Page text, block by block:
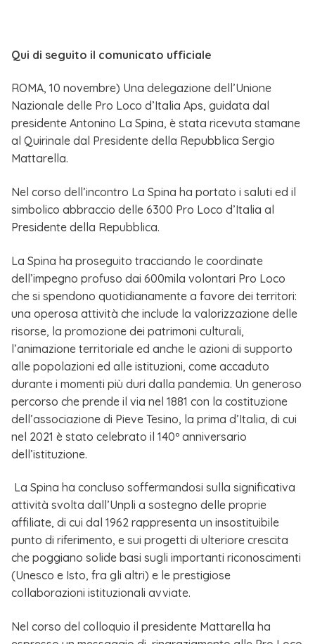
Qui di seguito il comunicato ufficiale
ROMA, 10 novembre) Una delegazione dell’Unione
Nazionale delle Pro Loco d’Italia Aps, guidata dal
presidente Antonino La Spina, è stata ricevuta stamane
al Quirinale dal Presidente della Repubblica Sergio
Mattarella.
Nel corso dell’incontro La Spina ha portato i saluti ed il
simbolico abbraccio delle 6300 Pro Loco d’Italia al
Presidente della Repubblica.
La Spina ha proseguito tracciando le coordinate
dell’impegno profuso dai 600mila volontari Pro Loco
che si spendono quotidianamente a favore dei territori:
una operosa attività che include la valorizzazione delle
risorse, la promozione dei patrimoni culturali,
l’animazione territoriale ed anche le azioni di supporto
alle popolazioni ed alle istituzioni, come accaduto
durante i momenti più duri dalla pandemia. Un generoso
percorso che prende il via nel 1881 con la costituzione
dell’associazione di Pieve Tesino, la prima d’Italia, di cui
nel 2021 è stato celebrato il 140º anniversario
dell’istituzione.
La Spina ha concluso soffermandosi sulla significativa
attività svolta dall’Unpli a sostegno delle proprie
affiliate, di cui dal 1962 rappresenta un insostituibile
punto di riferimento, e sui progetti di ulteriore crescita
che poggiano solide basi sugli importanti riconoscimenti
(Unesco e Isto, fra gli altri) e le prestigiose
collaborazioni istituzionali avviate.
Nel corso del colloquio il presidente Mattarella ha